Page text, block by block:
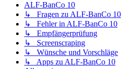
ALF-BanCo 10
↳ Fragen zu ALF-BanCo 10
↳ Fehler in ALF-BanCo 10
↳ Empfängerprüfung
↳ Screenscraping
↳ Wünsche und Vorschläge
↳ Apps zu ALF-BanCo 10